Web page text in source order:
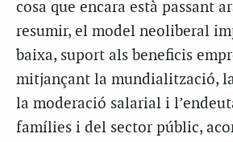
cosa que encara està passant
resumir, el model neoliberal
baixa, suport als beneficis
mitjançant la mundialització,
la moderació salarial i
famílies i del sector públic,